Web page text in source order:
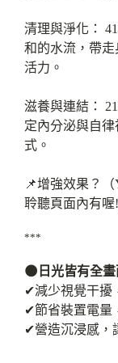
清理與淨化：
和的水流，帶
活力。
滋養與連結：
定內分泌與自
式。
📌增強效果？
聆聽頁面內有喔!
***
🌑日光皆有全
✔減少視覺干擾
✔節省裝置電量
✔營造沉浸感，